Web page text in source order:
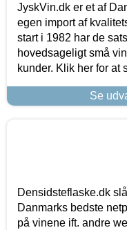
JyskVin.dk er et af
egen import af
start i 1982 har de
hovedsageligt små
kunder. Klik her for at
Se
Densidsteflaske.dk
Danmarks bedste
på vinene ift. andre